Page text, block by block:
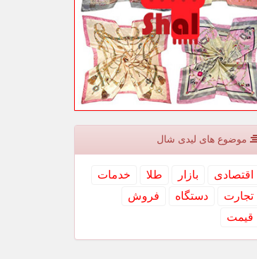
موضوع های لیدی شال
اقتصادی بازار طلا
خدمات
تجارت
دستگاه
فروش
قیمت